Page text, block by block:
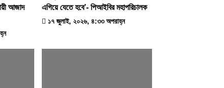
আজাদ
এগিয়ে যেতে হবে’- পিআইবির মহাপরিচালক
১৭ জুলাই, ২০২৬, ৪:৩৩ অপরাহ্ন